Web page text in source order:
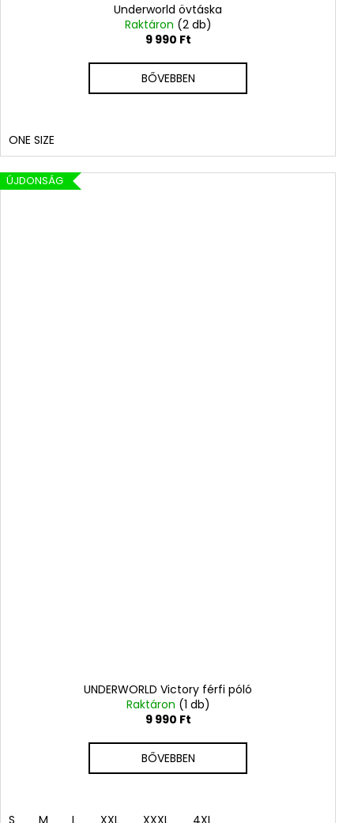
Underworld övtáska
Raktáron (2 db)
9 990 Ft
BŐVEBBEN
ONE SIZE
ÚJDONSÁG
UNDERWORLD Victory férfi póló
Raktáron (1 db)
9 990 Ft
BŐVEBBEN
S M L XXL XXXL 4XL